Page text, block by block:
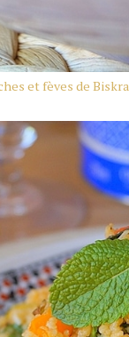
et fèves de Biskra